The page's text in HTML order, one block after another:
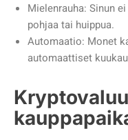
Mielenrauha: Sinun
pohjaa tai huippua.
Automaatio: Monet
automaattiset